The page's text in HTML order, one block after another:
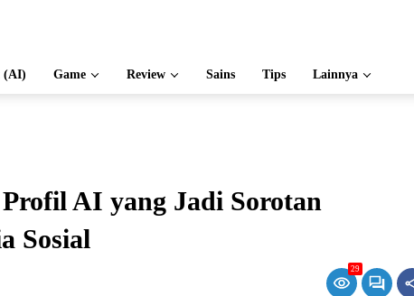
(AI) Game Review Sains Tips Lainnya
AI yang Jadi Sorotan
Sosial
29